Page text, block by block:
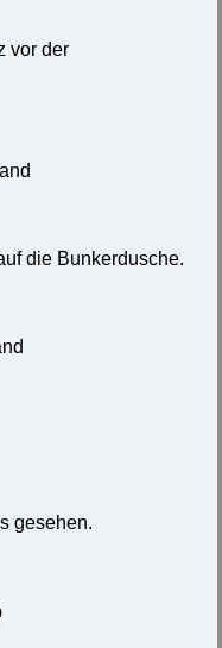
vor der
die Bunkerdusche.
gesehen.